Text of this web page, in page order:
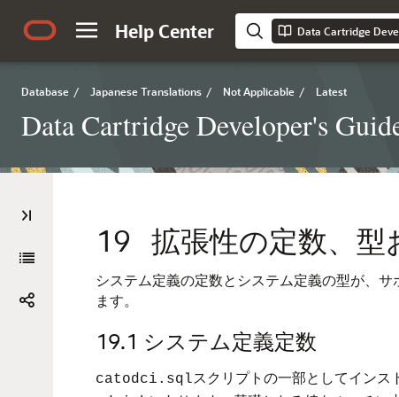
Help Center Data Cartridge
Database / Japanese Translations / Not Applicable / Latest
Data Cartridge Developer's
19 拡張性の定数、
システム定義の定数とシステム定義の型が、
ます。
19.1 システム定義定数
catodci.sqlスクリプトの一部としてインス